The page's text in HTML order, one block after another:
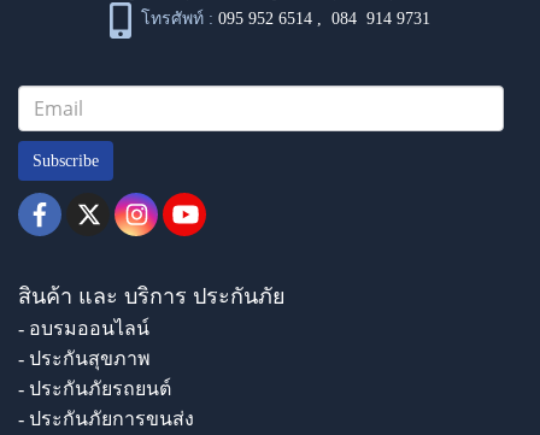
โทรศัพท์ : 095 952 6514 ,084 914 9731
Subscribe
สินค้า และ บริการ ประกันภัย
- อบรมออนไลน์
- ประกันสุขภาพ
- ประกันภัยรถยนต์
- ประกันภัยการขนส่ง